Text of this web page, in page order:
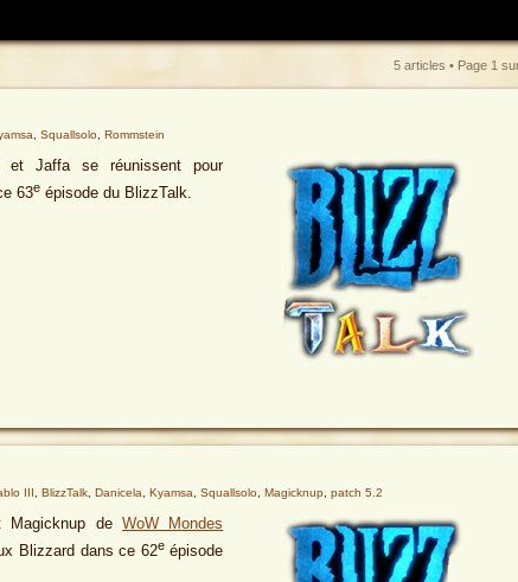
5 articles • Page 1
Squallsolo Rommstein
et Jaffa se réunissent pour
63e épisode du BlizzTalk.
III BlizzTalk Danicela Kyamsa Squallsolo Magicknup patch 5.2
Magicknup de WoW Mondes
Blizzard dans ce 62eépisode